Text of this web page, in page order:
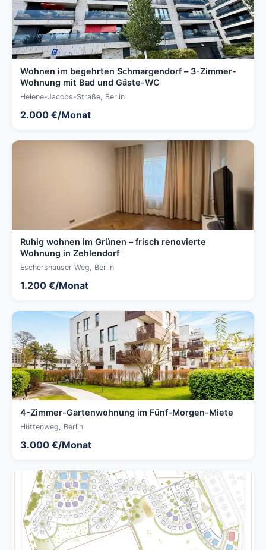
Wohnen im begehrten Schmargendorf – 3-Zimmer-
Wohnung mit Bad und Gäste-WC
Helene-Jacobs-Straße, Berlin
2.000 €/Monat
Ruhig wohnen im Grünen – frisch renovierte
Wohnung in Zehlendorf
Eschershauser Weg, Berlin
1.200 €/Monat
4-Zimmer-Gartenwohnung im Fünf-Morgen-Miete
Hüttenweg, Berlin
3.000 €/Monat